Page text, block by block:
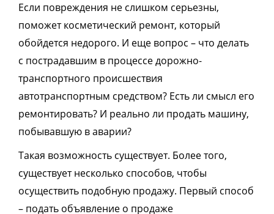
Если повреждения не слишком серьезны,
поможет косметический ремонт, который
обойдется недорого. И еще вопрос – что делать
с пострадавшим в процессе дорожно-
транспортного происшествия
автотранспортным средством? Есть ли смысл его
ремонтировать? И реально ли продать машину,
побывавшую в аварии?
Такая возможность существует. Более того,
существует несколько способов, чтобы
осуществить подобную продажу. Первый способ
– подать объявление о продаже